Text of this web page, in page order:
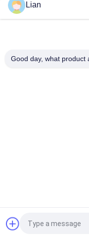
200 kVA 33 kV
Dyn11-Anschluss für
Kompakter ONAN-
Lian
Good day, what product